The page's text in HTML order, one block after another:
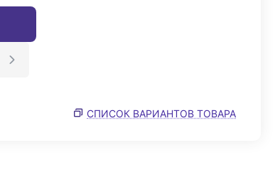
СПИСОК ВАРИАНТОВ ТОВАРА